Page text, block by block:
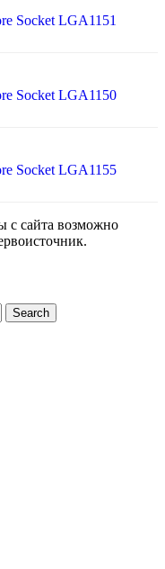
Socket LGA1151
Socket LGA1150
Socket LGA1155
с сайта возможно
Search